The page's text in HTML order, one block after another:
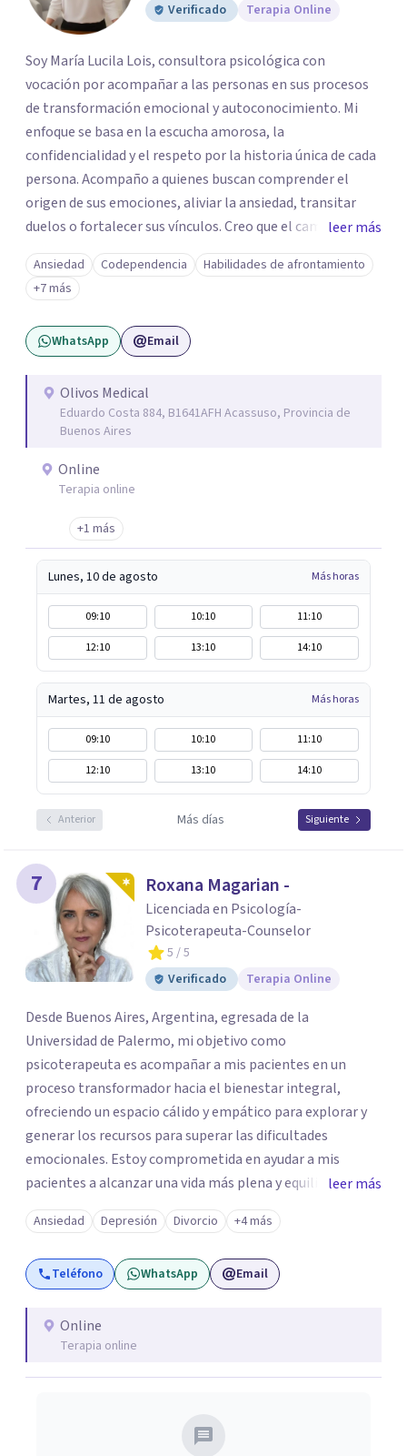
Verificado
Terapia Online
Soy María Lucila Lois, consultora psicológica con
vocación por acompañar a las personas en sus procesos
de transformación emocional y autoconocimiento. Mi
enfoque se basa en la escucha amorosa, la
confidencialidad y el respeto por la historia única de cada
persona. Acompaño a quienes buscan comprender el
origen de sus emociones, aliviar la ansiedad, transitar
duelos o fortalecer sus vínculos. Creo que el camino hacia
una vida más auténtica comienza cuando nos animamos
a mirar hacia adentro y a reconocer las raíces de lo que
sentimos.
leer más
Ansiedad Codependencia
Habilidades de afrontamiento
+7 más
WhatsApp Email
Olivos Medical
Eduardo Costa 884, B1641AFH Acassuso, Provincia de
Buenos Aires
Online
Terapia online
+1 más
Lunes, 10 de agosto Más horas
09:10 10:10
11:10
12:10
13:10 14:10
Martes, 11 de agosto Más horas
09:10 10:10
11:10
12:10
13:10 14:10
Anterior Más días Siguiente
7 Roxana Magarian -
Licenciada en Psicología-
Psicoterapeuta-Counselor
5 / 5
Verificado
Terapia Online
Desde Buenos Aires, Argentina, egresada de la
Universidad de Palermo, mi objetivo como
psicoterapeuta es acompañar a mis pacientes en un
proceso transformador hacia el bienestar integral,
ofreciendo un espacio cálido y empático para explorar y
generar los recursos para superar las dificultades
emocionales. Estoy comprometida en ayudar a mis
pacientes a alcanzar una vida más plena y equilibrada. Si
estás atravesando una crisis y sentís que necesitás ayuda
o quisieras profundizar en tu autoconocimiento, te invito
a que me contactes para acompañarte en el proceso.
leer más
Ansiedad Depresión Divorcio +4 más
Teléfono WhatsApp Email
Online
Terapia online